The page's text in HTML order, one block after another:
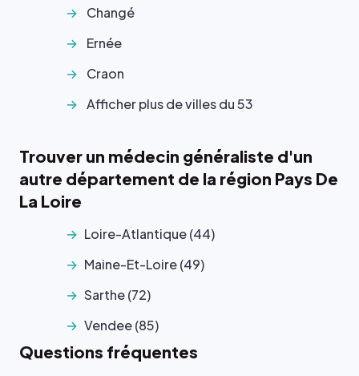
Changé
Ernée
Craon
Afficher plus de villes du 53
Trouver un médecin généraliste d'un
autre département de la région Pays De
La Loire
Loire-Atlantique (44)
Maine-Et-Loire (49)
Sarthe (72)
Vendee (85)
Questions fréquentes